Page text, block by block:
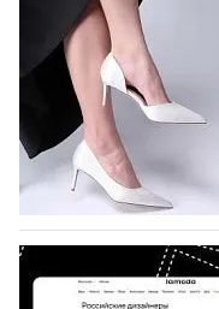
BALLINA
Shoes